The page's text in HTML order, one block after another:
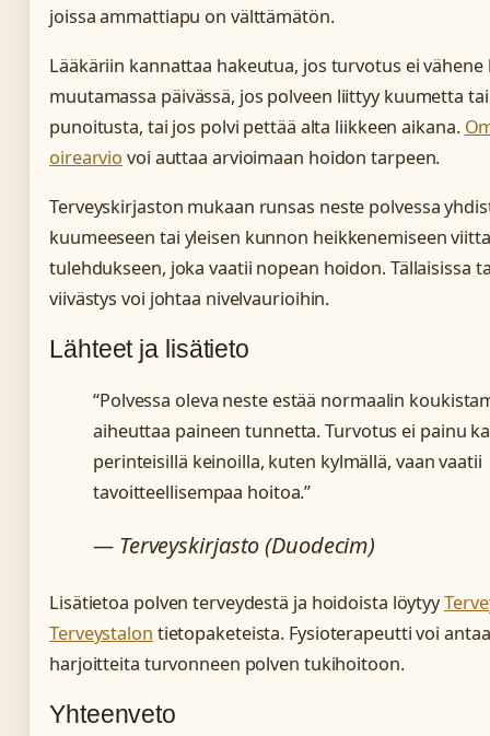
joissa ammattiapu on välttämätön.
Lääkäriin kannattaa hakeutua, jos turvotus ei
muutamassa päivässä, jos polveen liittyy kuumetta
punoitusta, tai jos polvi pettää alta liikkeen aikana.
oirearvio voi auttaa arvioimaan hoidon tarpeen.
Terveyskirjaston mukaan runsas neste polvessa
kuumeeseen tai yleisen kunnon heikkenemiseen
tulehdukseen, joka vaatii nopean hoidon. Tällaisissa
viivästys voi johtaa nivelvaurioihin.
Lähteet ja lisätieto
“Polvessa oleva neste estää normaalin
aiheuttaa paineen tunnetta. Turvotus ei painu
perinteisillä keinoilla, kuten kylmällä, vaan vaatii
tavoitteellisempaa hoitoa.”
— Terveyskirjasto (Duodecim)
Lisätietoa polven terveydestä ja hoidoista löytyy
Terveystalon tietopaketeista. Fysioterapeutti voi
harjoitteita turvonneen polven tukihoitoon.
Yhteenveto